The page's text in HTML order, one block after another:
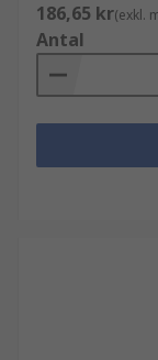
186,65 kr(exkl.
Antal